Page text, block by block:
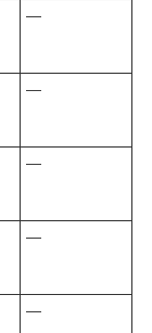
—
—
—
—
—